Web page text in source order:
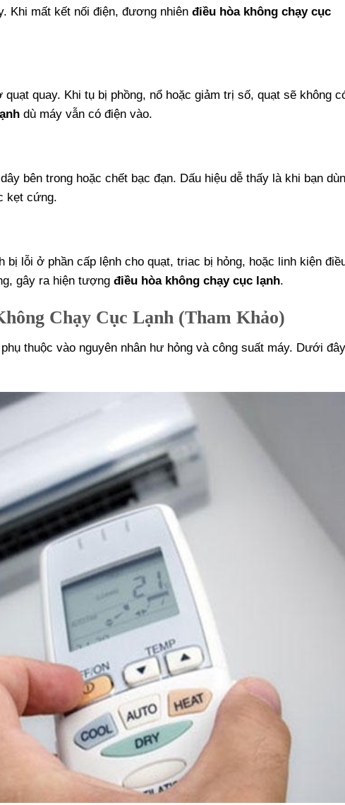
Khi mất kết nối điện, đương nhiên điều hòa không chạy cục
quay. Khi tụ bị phồng, nổ hoặc giảm trị số, quạt sẽ không
dù máy vẫn có điện vào.
bên trong hoặc chết bạc đạn. Dấu hiệu dễ thấy là khi bạn
kẹt cứng.
bị lỗi ở phần cấp lệnh cho quạt, triac bị hỏng, hoặc linh kiện
gây ra hiện tượng điều hòa không chạy cục lạnh.
Chạy Cục Lạnh (Tham Khảo)
phụ thuộc vào nguyên nhân hư hỏng và công suất máy. Dưới